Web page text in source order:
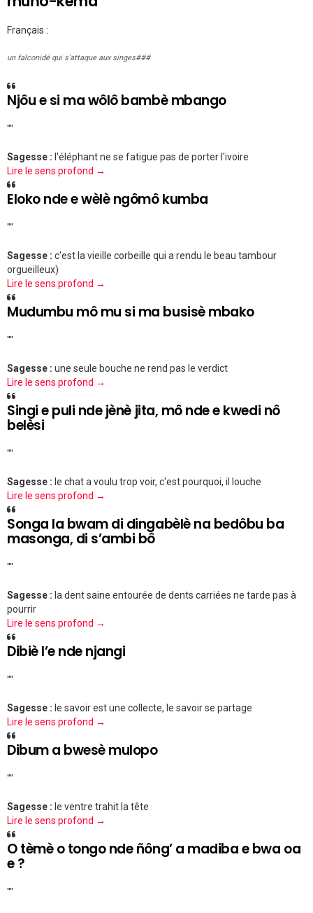
Français :
un falconidé qui s'attaque aux singes###
Njôu e si ma wôlô bambè mbango
""
Sagesse : l'éléphant ne se fatigue pas de porter l'ivoire
Lire le sens profond →
Eloko nde e wèlè ngômô kumba
""
Sagesse : c'est la vieille corbeille qui a rendu le beau tambour
orgueilleux)
Lire le sens profond →
Mudumbu mô mu si ma busisè mbako
""
Sagesse : une seule bouche ne rend pas le verdict
Lire le sens profond →
Singi e puli nde jènè jita, mô nde e kwedi nô
belèsi
""
Sagesse : le chat a voulu trop voir, c'est pourquoi, il louche
Lire le sens profond →
Songa la bwam di dingabèlè na bedôbu ba
masonga, di s’ambi bô
""
Sagesse : la dent saine entourée de dents carriées ne tarde pas à
pourrir
Lire le sens profond →
Dibiè l’e nde njangi
""
Sagesse : le savoir est une collecte, le savoir se partage
Lire le sens profond →
Dibum a bwesè mulopo
""
Sagesse : le ventre trahit la tête
Lire le sens profond →
O tèmè o tongo nde ñông’ a madiba e bwa oa
e ?
""